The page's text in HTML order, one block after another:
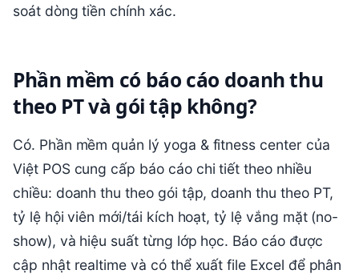
soát dòng tiền chính xác.
Phần mềm có báo cáo doanh thu
theo PT và gói tập không?
Có. Phần mềm quản lý yoga & fitness center của
Việt POS cung cấp báo cáo chi tiết theo nhiều
chiều: doanh thu theo gói tập, doanh thu theo PT,
tỷ lệ hội viên mới/tái kích hoạt, tỷ lệ vắng mặt (no-
show), và hiệu suất từng lớp học. Báo cáo được
cập nhật realtime và có thể xuất file Excel để phân